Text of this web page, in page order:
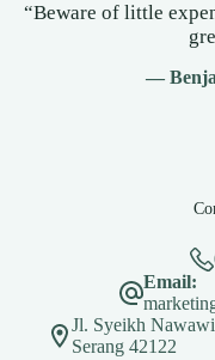
“Beware of little
—
Email:
Jl. Syeikh
Serang 42122